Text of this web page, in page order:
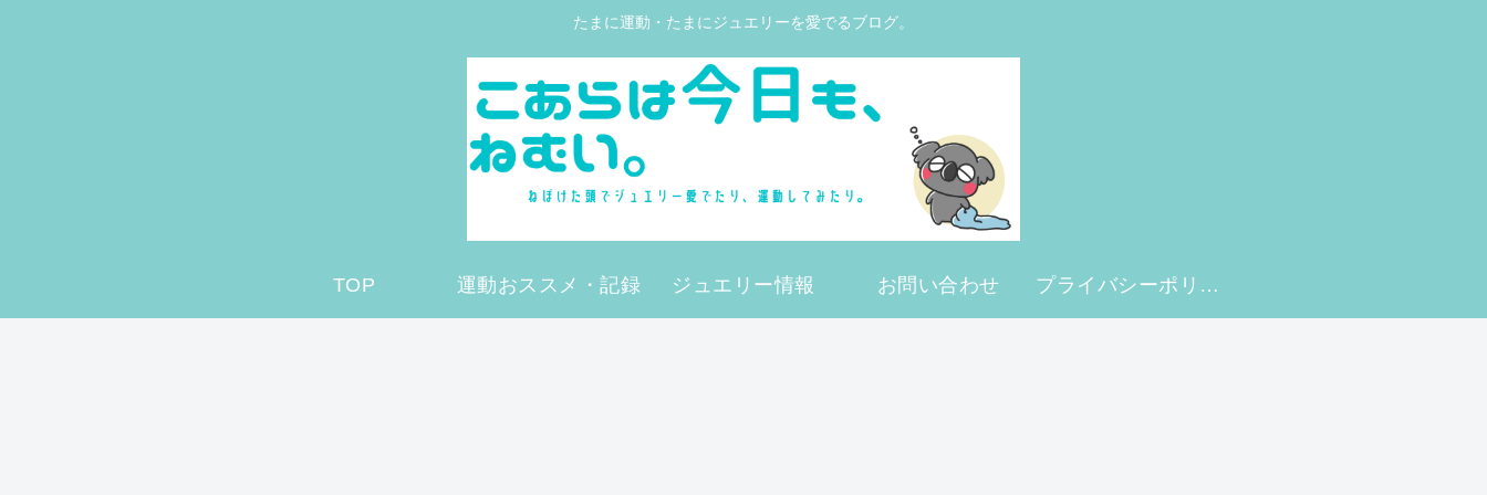
たまに運動・たまにジュエリーを愛でるブログ。
TOP 運動おススメ・記録 ジュエリー情報 お問い合わせ プライバシーポリシー